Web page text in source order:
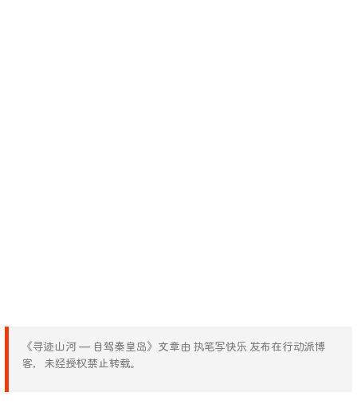
《寻迹山河 — 自驾秦皇岛》文章由 执笔写快乐 发布在行动派博
客，未经授权禁止转载。